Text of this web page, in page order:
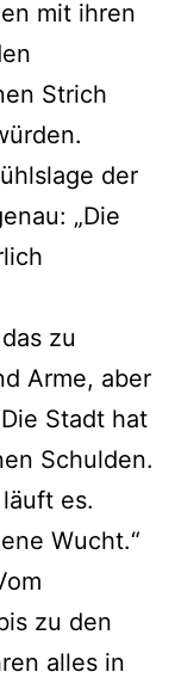
mit ihren
Strich
der
„Die
zu
Arme, aber
Stadt hat
Schulden.
es.
Wucht.“
zu den
alles in